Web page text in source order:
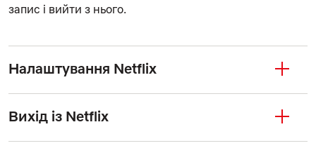
запис і вийти з нього.
Налаштування Netflix
Вихід із Netflix